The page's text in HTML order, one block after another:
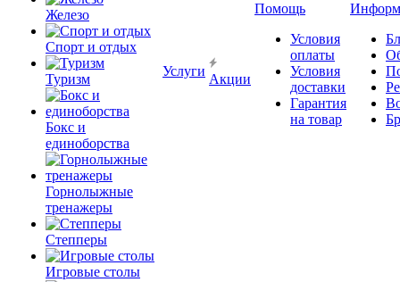
Железо
Спорт и отдых
Туризм
Бокс и
единоборства
Горнолыжные
тренажеры
Степперы
Игровые столы
Услуги
Акции
Помощь
Условия
оплаты
Условия
доставки
Гарантия
на товар